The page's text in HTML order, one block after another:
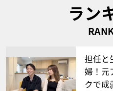
ラン
担任と
婦！元
クで